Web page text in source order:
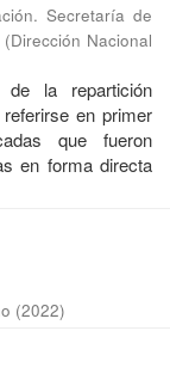
Secretaría de
(Dirección Nacional
la repartición
en primer
que fueron
en forma directa
(2022)